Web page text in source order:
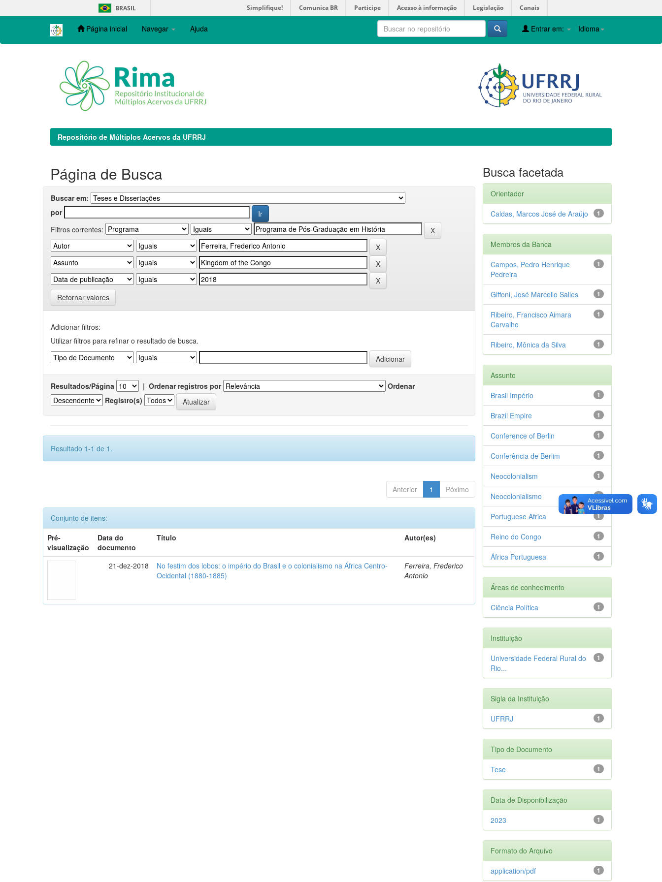
navigation
BRASIL Simplifique! Comunica BR Participe Acesso à informação Legislação Canais
Página inicial Navegar Ajuda Idioma
Entrar em:
Repositório de Múltiplos Acervos da UFRRJ
Página de Busca
Buscar em:
por
Filtros correntes:
Retornar valores
Adicionar filtros:
Utilizar filtros para refinar o resultado de busca.
Resultados/Página | Ordenar registros por
Ordenar
Registro(s)
Resultado 1-1 de 1.
Anterior 1 Póximo
Conjunto de itens:
Pré-
visualização
Data do
documento
Título Autor(es)
21-dez-2018
No festim dos lobos: o império do Brasil e o colonialismo na África Centro-
Ocidental (1880-1885)
Ferreira, Frederico
Antonio
Busca facetada
Orientador
1
Caldas, Marcos José de Araújo
Membros da Banca
1
Campos, Pedro Henrique
Pedreira
1
Giffoni, José Marcello Salles
1
Ribeiro, Francisco Aimara
Carvalho
1
Ribeiro, Mônica da Silva
Assunto
1
Brasil Império
1
Brazil Empire
1
Conference of Berlin
1
Conferência de Berlim
1
Neocolonialism
1
Neocolonialismo
1
Portuguese Africa
1
Reino do Congo
1
África Portuguesa
Áreas de conhecimento
1
Ciência Política
Instituição
1
Universidade Federal Rural do
Rio...
Sigla da Instituição
1
UFRRJ
Tipo de Documento
1
Tese
Data de Disponibilização
1
2023
Formato do Arquivo
1
application/pdf